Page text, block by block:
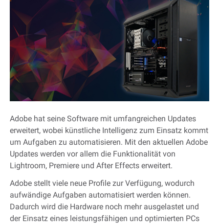
Adobe hat seine Software mit umfangreichen Updates
erweitert, wobei künstliche Intelligenz zum Einsatz kommt
um Aufgaben zu automatisieren. Mit den aktuellen Adobe
Updates werden vor allem die Funktionalität von
Lightroom, Premiere und After Effects erweitert.
Adobe stellt viele neue Profile zur Verfügung, wodurch
aufwändige Aufgaben automatisiert werden können.
Dadurch wird die Hardware noch mehr ausgelastet und
der Einsatz eines leistungsfähigen und optimierten PCs